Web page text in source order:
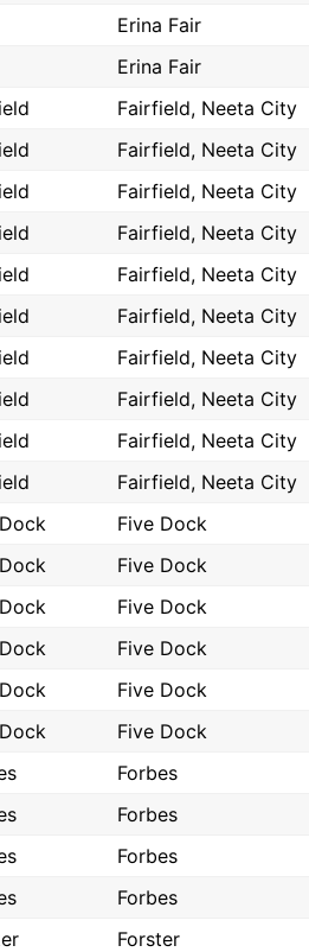
Erina Fair
Erina Fair
Fairfield, Neeta City
Fairfield, Neeta City
Fairfield, Neeta City
Fairfield, Neeta City
Fairfield, Neeta City
Fairfield, Neeta City
Fairfield, Neeta City
Fairfield, Neeta City
Fairfield, Neeta City
Fairfield, Neeta City
Five Dock
Five Dock
Five Dock
Five Dock
Five Dock
Five Dock
Forbes
Forbes
Forbes
Forbes
Forster